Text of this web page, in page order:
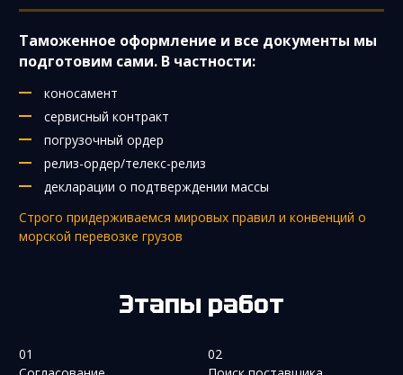
Таможенное оформление и все документы мы
подготовим сами. В частности:
коносамент
сервисный контракт
погрузочный ордер
релиз-ордер/телекс-релиз
декларации о подтверждении массы
Строго придерживаемся мировых правил и конвенций о
морской перевозке грузов
Этапы работ
01
02